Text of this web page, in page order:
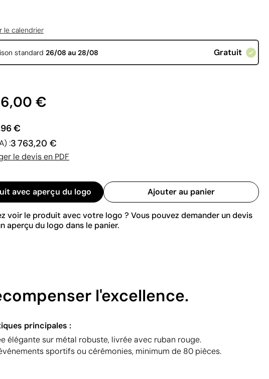
le calendrier
standard 26/08 au 28/08 Gratuit
€
€
:3 763,20 €
le devis en PDF
avec aperçu du logo Ajouter au panier
voir le produit avec votre logo ? Vous pouvez demander un devis
aperçu du logo dans le panier.
l'excellence.
principales :
élégante sur métal robuste, livrée avec ruban rouge.
sportifs ou cérémonies, minimum de 80 pièces.